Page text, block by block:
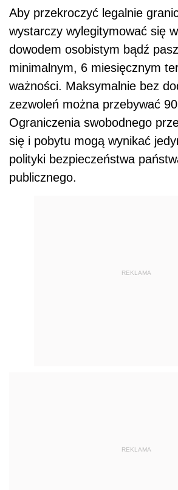
Aby przekroczyć legalnie
wystarczy wylegitymować się
dowodem osobistym bądź
minimalnym, 6 miesięcznym
ważności. Maksymalnie bez
zezwoleń można przebywać
Ograniczenia swobodnego
się i pobytu mogą wynikać
polityki bezpieczeństwa
publicznego.
REKLAMA
REKLAMA